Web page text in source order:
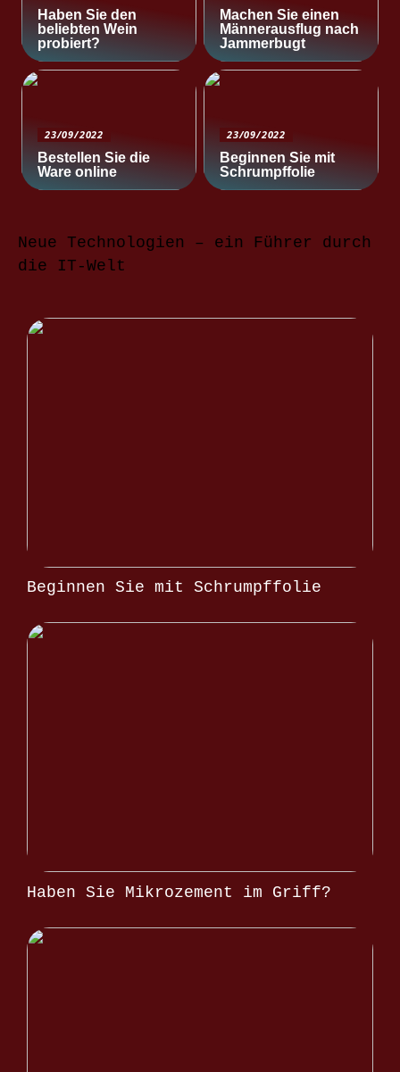
Haben Sie den
beliebten Wein
probiert?
Machen Sie einen
Männerausflug nach
Jammerbugt
23/09/2022
Bestellen Sie die
Ware online
23/09/2022
Beginnen Sie mit
Schrumpffolie
Neue Technologien – ein Führer durch
die IT-Welt
Beginnen Sie mit Schrumpffolie
Haben Sie Mikrozement im Griff?